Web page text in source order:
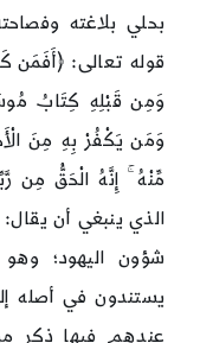
بحلي بلاغته
قوله تعالى: ﴿أَفَمَن
وَمِن قَبْلِهِ كِتَابُ
وَمَن يَكْفُرْ بِهِ مِنَ
مِّنْهُ ۚ إِنَّهُ الْحَقُّ مِن
الذي ينبغي أن
شؤون اليهود؛
يستندون في أصله
عندهم فيها ذكر من